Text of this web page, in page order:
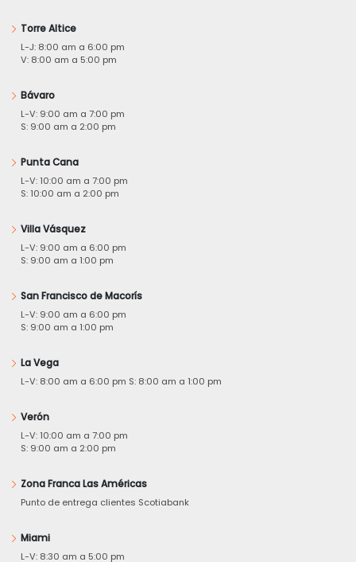
Torre Altice
L-J: 8:00 am a 6:00 pm
V: 8:00 am a 5:00 pm
Bávaro
L-V: 9:00 am a 7:00 pm
S: 9:00 am a 2:00 pm
Punta Cana
L-V: 10:00 am a 7:00 pm
S: 10:00 am a 2:00 pm
Villa Vásquez
L-V: 9:00 am a 6:00 pm
S: 9:00 am a 1:00 pm
San Francisco de Macorís
L-V: 9:00 am a 6:00 pm
S: 9:00 am a 1:00 pm
La Vega
L-V: 8:00 am a 6:00 pm S: 8:00 am a 1:00 pm
Verón
L-V: 10:00 am a 7:00 pm
S: 9:00 am a 2:00 pm
Zona Franca Las Américas
Punto de entrega clientes Scotiabank
Miami
L-V: 8:30 am a 5:00 pm